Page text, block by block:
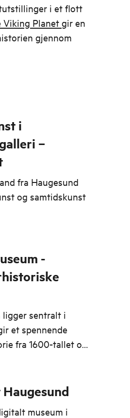
i et flott
Viking Planetgir en
gjennom
i
–
fra Haugesund
og samtidskunst
-
ligger sentralt i
et spennende
fra 1600-tallet og
museum i